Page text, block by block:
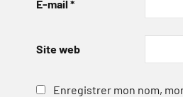
E-mail *
Site web
Enregistrer mon nom,